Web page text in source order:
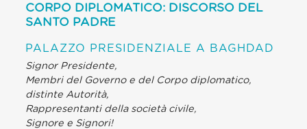
CORPO DIPLOMATICO: DISCORSO DEL
SANTO PADRE
PALAZZO PRESIDENZIALE A BAGHDAD
Signor Presidente,
Membri del Governo e del Corpo diplomatico,
distinte Autorità,
Rappresentanti della società civile,
Signore e Signori!